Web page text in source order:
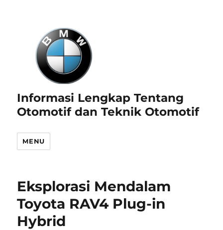
Informasi Lengkap Tentang
Otomotif dan Teknik Otomotif
MENU
Eksplorasi Mendalam
Toyota RAV4 Plug-in
Hybrid